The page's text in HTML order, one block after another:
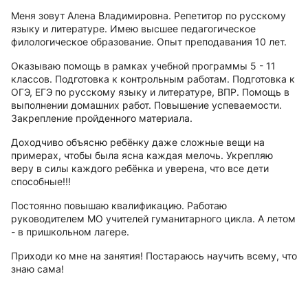
Меня зовут Алена Владимировна. Репетитор по русскому
языку и литературе. Имею высшее педагогическое
филологическое образование. Опыт преподавания 10 лет.
Оказываю помощь в рамках учебной программы 5 - 11
классов. Подготовка к контрольным работам. Подготовка к
ОГЭ, ЕГЭ по русскому языку и литературе, ВПР. Помощь в
выполнении домашних работ. Повышение успеваемости.
Закрепление пройденного материала.
Доходчиво объясню ребёнку даже сложные вещи на
примерах, чтобы была ясна каждая мелочь. Укрепляю
веру в силы каждого ребёнка и уверена, что все дети
способные!!!
Постоянно повышаю квалификацию. Работаю
руководителем МО учителей гуманитарного цикла. А летом
- в пришкольном лагере.
Приходи ко мне на занятия! Постараюсь научить всему, что
знаю сама!